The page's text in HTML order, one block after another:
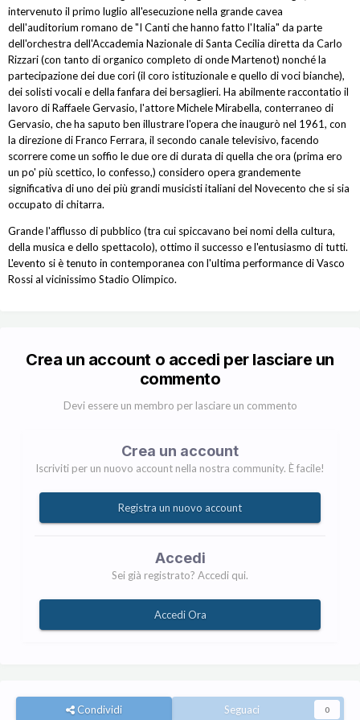
intervenuto il primo luglio all'esecuzione nella grande cavea
dell'auditorium romano de "I Canti che hanno fatto l'Italia" da parte
dell'orchestra dell'Accademia Nazionale di Santa Cecilia diretta da Carlo
Rizzari (con tanto di organico completo di onde Martenot) nonché la
partecipazione dei due cori (il coro istituzionale e quello di voci bianche),
dei solisti vocali e della fanfara dei bersaglieri. Ha abilmente raccontatio il
lavoro di Raffaele Gervasio, l'attore Michele Mirabella, conterraneo di
Gervasio, che ha saputo ben illustrare l'opera che inaugurò nel 1961, con
la direzione di Franco Ferrara, il secondo canale televisivo, facendo
scorrere come un soffio le due ore di durata di quella che ora (prima ero
un po' più scettico, lo confesso,) considero opera grandemente
significativa di uno dei più grandi musicisti italiani del Novecento che si sia
occupato di chitarra.
Grande l'afflusso di pubblico (tra cui spiccavano bei nomi della cultura,
della musica e dello spettacolo), ottimo il successo e l'entusiasmo di tutti.
L'evento si è tenuto in contemporanea con l'ultima performance di Vasco
Rossi al vicinissimo Stadio Olimpico.
Crea un account o accedi per lasciare un
commento
Devi essere un membro per lasciare un commento
Crea un account
Iscriviti per un nuovo account nella nostra community. È facile!
Registra un nuovo account
Accedi
Sei già registrato? Accedi qui.
Accedi Ora
Condividi Seguaci 0